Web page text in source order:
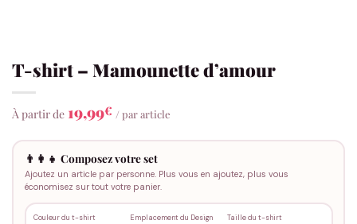
T-shirt – Mamounette d’amour
À partir de 19,99€ / par article
👨‍👩‍👧 Composez votre set
Ajoutez un article par personne. Plus vous en ajoutez, plus vous
économisez sur tout votre panier.
Couleur du t-shirt Emplacement du Design Taille du t-shirt